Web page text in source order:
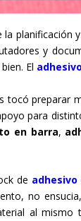
planificación
y
El
tocó preparar
para
en barra,
de adhesivo
no
al mismo